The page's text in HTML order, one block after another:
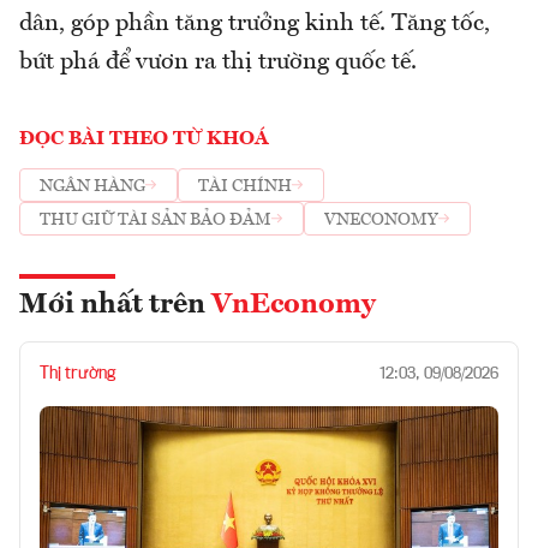
dân, góp phần tăng trưởng kinh tế. Tăng tốc,
bứt phá để vươn ra thị trường quốc tế.
ĐỌC BÀI THEO TỪ KHOÁ
NGÂN HÀNG
TÀI CHÍNH
THU GIỮ TÀI SẢN BẢO ĐẢM
VNECONOMY
Mới nhất trên VnEconomy
Thị trường 12:03, 09/08/2026